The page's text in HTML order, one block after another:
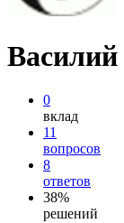
0
вклад
11
вопросов
8
ответов
38%
решений